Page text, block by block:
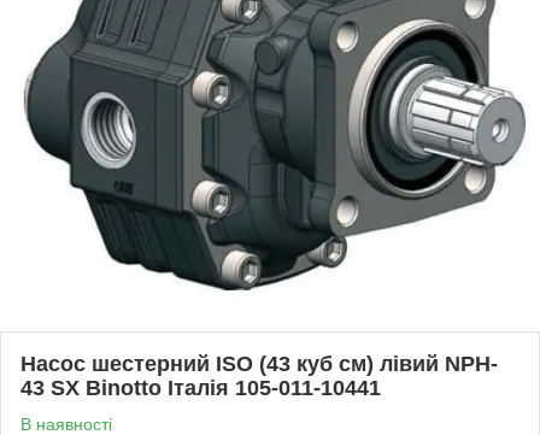
Насос шестерний ISO (43 куб см) лівий NPH-
43 SX Binotto Італія 105-011-10441
В наявності